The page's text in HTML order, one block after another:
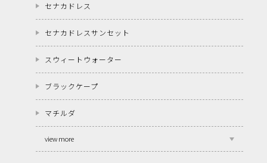
セナカドレス
セナカドレスサンセット
スウィートウォーター
ブラックケープ
マチルダ
view more